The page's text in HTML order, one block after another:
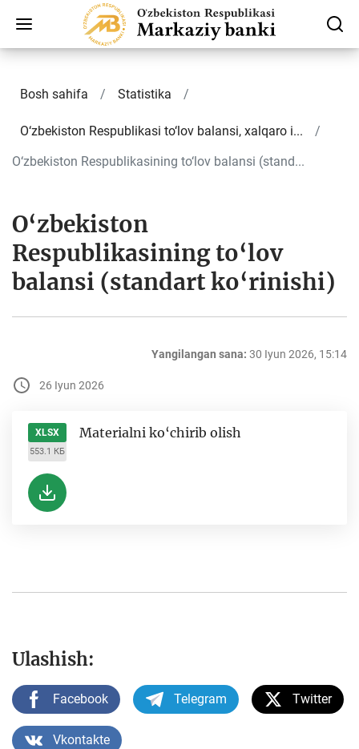
Bosh sahifa Statistika
O‘zbekiston Respublikasi to‘lov balansi, xalqaro i...
O‘zbekiston Respublikasining to‘lov balansi (stand...
O‘zbekiston
Respublikasining to‘lov
balansi (standart ko‘rinishi)
Yangilangan sana: 30 Iyun 2026, 15:14
26 Iyun 2026
XLSX
553.1 КБ
Materialni ko‘chirib olish
Ulashish:
Facebook Telegram Twitter
Vkontakte